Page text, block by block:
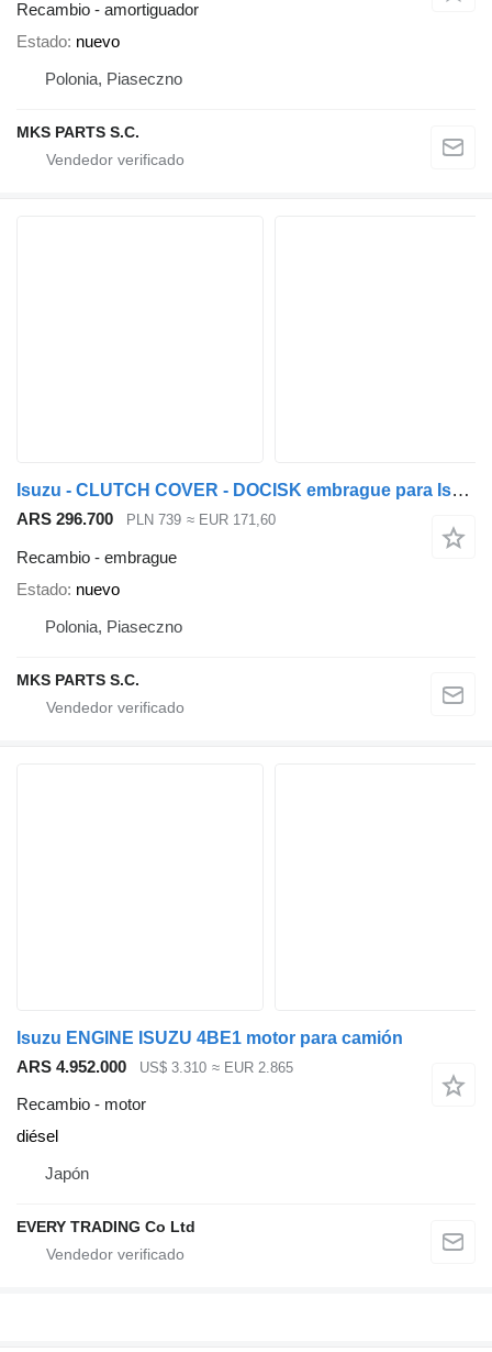
Recambio - amortiguador
Estado nuevo
Polonia, Piaseczno
MKS PARTS S.C.
Isuzu - CLUTCH COVER - DOCISK embrague para Isuzu NPR, NQR
ARS 296.700 PLN 739 ≈ EUR 171,60
Recambio - embrague
Estado nuevo
Polonia, Piaseczno
MKS PARTS S.C.
Isuzu ENGINE ISUZU 4BE1 motor para camión
ARS 4.952.000
US$ 3.310 ≈ EUR 2.865
Recambio - motor
diésel
Japón
EVERY TRADING Co Ltd